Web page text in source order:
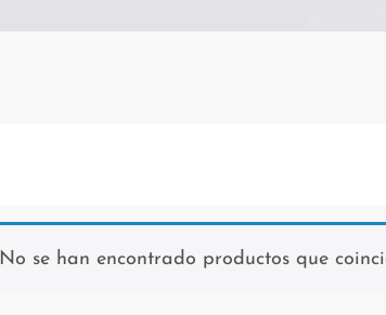
No se han encontrado productos que